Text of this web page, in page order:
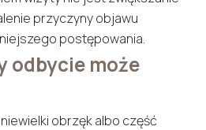
przyczyny objawu
postępowania.
odbycie może
obrzęk albo część